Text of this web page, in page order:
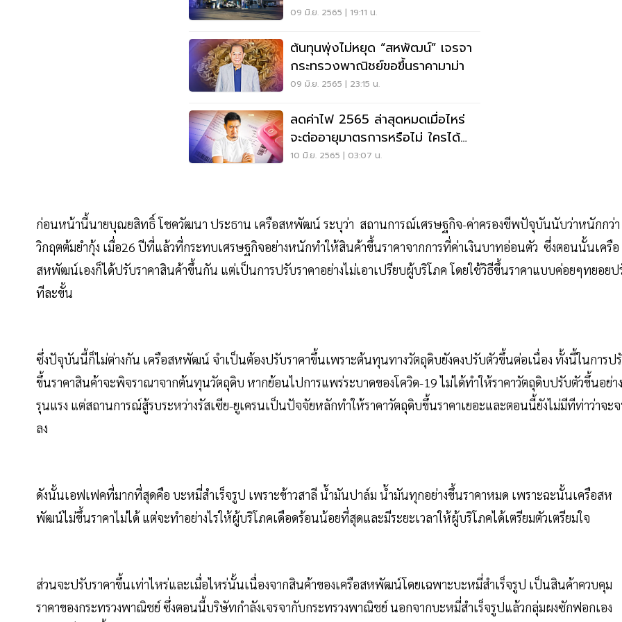
ที่นี่
09 มิ.ย. 2565 | 19:11 น.
ต้นทุนพุ่งไม่หยุด “สหพัฒน์” เจรจา
กระทรวงพาณิชย์ขอขึ้นราคามาม่า
09 มิ.ย. 2565 | 23:15 น.
ลดค่าไฟ 2565 ล่าสุดหมดเมื่อไหร่
จะต่ออายุมาตรการหรือไม่ ใครได้
บ้าง เช็คเลย
10 มิ.ย. 2565 | 03:07 น.
ก่อนหน้านี้นายบุณยสิทธิ์ โชควัฒนา ประธาน เครือสหพัฒน์ ระบุว่า สถานการณ์เศรษฐกิจ-ค่าครองชีพปัจุบันนับว่าหนักกว่า
วิกฤตต้มยำกุ้ง เมื่อ26 ปีที่แล้วที่กระทบเศรษฐกิจอย่างหนักทำให้สินค้าขึ้นราคาจากการที่ค่าเงินบาทอ่อนตัว ซึ่งตอนนั้นเครือ
สหพัฒน์เองก็ได้ปรับราคาสินค้าขึ้นกัน แต่เป็นการปรับราคาอย่างไม่เอาเปรียบผู้บริโภค โดยใช้วิธีขึ้นราคาแบบค่อยๆทยอยป
ทีละขั้น
ซึ่งปัจุบันนี้ก็ไม่ต่างกัน เครือสหพัฒน์ จำเป็นต้องปรับราคาขึ้นเพราะต้นทุนทางวัตถุดิบยังคงปรับตัวขึ้นต่อเนื่อง ทั้งนี้ในการป
ขึ้นราคาสินค้าจะพิจราณาจากต้นทุนวัตถุดิบ หากย้อนไปการแพร่ระบาดของโควิด-19 ไม่ได้ทำให้ราคาวัตถุดิบปรับตัวขึ้นอย่าง
รุนแรง แต่สถานการณ์สู้รบระหว่างรัสเซีย-ยูเครนเป็นปัจจัยหลักทำให้ราคาวัตถุดิบขึ้นราคาเยอะและตอนนี้ยังไม่มีทีท่าว่าจะ
ลง
ดังนั้นเอฟเฟคที่มากที่สุดคือ บะหมี่สำเร็จรูป เพราะข้าวสาลี น้ำมันปาล์ม น้ำมันทุกอย่างขึ้นราคาหมด เพราะฉะนั้นเครือสห
พัฒน์ไม่ขึ้นราคาไม่ได้ แต่จะทำอย่างไรให้ผู้บริโภคเดือดร้อนน้อยที่สุดและมีระยะเวลาให้ผู้บริโภคได้เตรียมตัวเตรียมใจ
ส่วนจะปรับราคาขึ้นเท่าไหร่และเมื่อไหร่นั้นเนื่องจากสินค้าของเครือสหพัฒน์โดยเฉพาะบะหมี่สำเร็จรูป เป็นสินค้าควบคุม
ราคาของกระทรวงพาณิชย์ ซึ่งตอนนี้บริษัทกำลังเจรจากับกระทรวงพาณิชย์ นอกจากบะหมี่สำเร็จรูปแล้วกลุ่มผงซักฟอกเอง